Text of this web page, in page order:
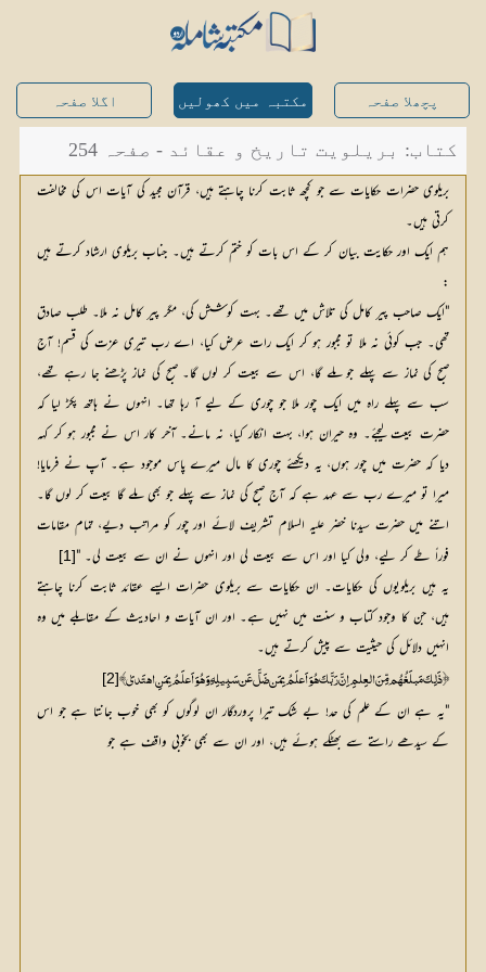
پچھلا صفحہ مکتبہ میں کھولیں اگلا صفحہ
کتاب: بریلویت تاریخ و عقائد - صفحہ 254
بریلوی حضرات حکایات سے جو کچھ ثابت کرنا چاہتے ہیں، قرآن مجید کی آیات اس کی مخالفت
کرتی ہیں۔
ہم ایک اور حکایت بیان کر کے اس بات کو ختم کرتے ہیں۔ جناب بریلوی ارشاد کرتے ہیں
:
"ایک صاحب پیر کامل کی تلاش میں تھے۔ بہت کوشش کی، مگر پیر کامل نہ ملا۔ طلب صادق
تھی۔ جب کوئی نہ ملا تو مجبور ہو کر ایک رات عرض کیا، اے رب تیری عزت کی قسم! آج
صبح کی نماز سے پہلے جو ملے گا، اس سے بیعت کر لوں گا۔ صبح کی نماز پڑھنے جا رہے تھے،
سب سے پہلے راہ میں ایک چور ملا جو چوری کے لیے آ رہا تھا۔ انہوں نے ہاتھ پکڑ لیا کہ
حضرت بیعت لیجئے۔ وہ حیران ہوا، بہت انکار کیا، نہ مانے۔ آخر کار اس نے مجبور ہو کر کہہ
دیا کہ حضرت میں چور ہوں، یہ دیکھئے چوری کا مال میرے پاس موجود ہے۔ آپ نے فرمایا!
میرا تو میرے رب سے عہد ہے کہ آج صبح کی نماز سے پہلے جو بھی ملے گا بیعت کر لوں گا۔
اتنے میں حضرت سیدنا خضر علیہ السلام تشریف لائے اور چور کو مراتب دیے، تمام مقامات
فوراً طے کر لیے، ولی کیا اور اس سے بیعت لی اور انہوں نے ان سے بیعت لی۔ "[1]
یہ ہیں بریلویوں کی حکایات۔ ان حکایات سے بریلوی حضرات ایسے عقائد ثابت کرنا چاہتے
ہیں، جن کا وجود کتاب و سنت میں نہیں ہے۔ اور ان آیات و احادیث کے مقابلے میں وہ
انہیں دلائل کی حیثیت سے پیش کرتے ہیں۔
﴿ ذَلِکَ مَبلَغُھُم مِّنَ العِلمِ اِنَّ رَبَّکَ ھُوَ اَعلَمُ بِمَن ضَلَّ عَن سَبِیلِہِ وَھُوَ اَعلَمُ بِمَنِ اھتَدیٰ﴾[2]
"یہ ہے ان کے علم کی حد! بے شک تیرا پروردگار ان لوگوں کو بھی خوب جانتا ہے جو اس
کے سیدھے راستے سے بھٹکے ہوئے ہیں، اور ان سے بھی بخوبی واقف ہے جو